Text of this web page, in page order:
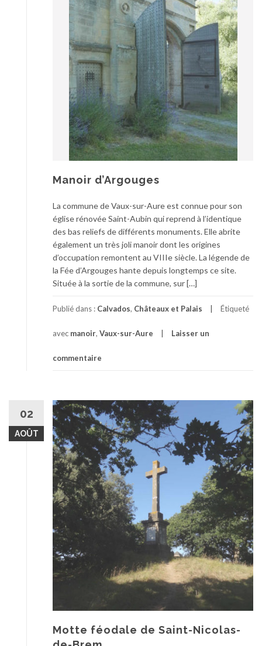
Manoir d’Argouges
La commune de Vaux-sur-Aure est connue pour son
église rénovée Saint-Aubin qui reprend à l’identique
des bas reliefs de différents monuments. Elle abrite
également un très joli manoir dont les origines
d’occupation remontent au VIIIe siècle. La légende de
la Fée d’Argouges hante depuis longtemps ce site.
Située à la sortie de la commune, sur […]
Publié dans : Calvados, Châteaux et Palais Étiqueté
avec manoir, Vaux-sur-Aure Laisser un
commentaire
02
AOÛT
Motte féodale de Saint-Nicolas-